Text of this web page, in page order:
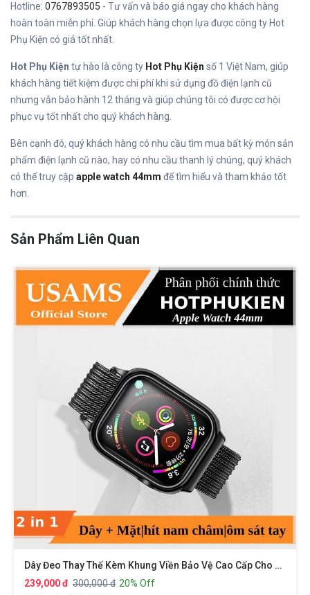
Hotline: 0767893505 - Tư vấn và báo giá ngay cho khách hàng
hoàn toàn miễn phí. Giúp khách hàng chọn lựa được công ty Hot
Phụ Kiện có giá tốt nhất.
Hot Phụ Kiện tự hào là công ty Hot Phụ Kiện số 1 Việt Nam, giúp
khách hàng tiết kiệm được chi phí khi sử dụng đồ điện lạnh cũ
nhưng vẫn bảo hành 12 tháng và giúp chúng tôi có được cơ hội
phục vụ tốt nhất cho quý khách hàng.
Bên cạnh đó, quý khách hàng có nhu cầu tìm mua bất kỳ món sản
phẩm điện lạnh cũ nào, hay có nhu cầu thanh lý chúng, quý khách
có thể truy cập apple watch 44mm để tìm hiểu và tham khảo tốt
hơn.
Sản Phẩm Liên Quan
Dây Đeo Thay Thế Kèm Khung Viền Bảo Vệ Cao Cấp Cho Apple Watch 44mm Hiệu Usams
239,000 đ 300,000 đ 20% Off